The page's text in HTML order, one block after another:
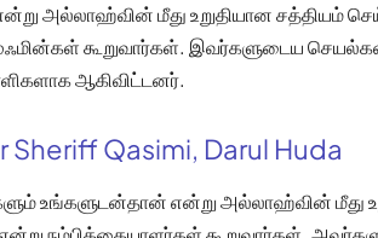
அல்லாஹ்வின் மீது உறுதியான சத்தியம்
கூறுவார்கள். இவர்களுடைய
ஆகிவிட்டனர்.
Sheriff Qasimi, Darul Huda
உங்களுடன்தான் என்று அல்லாஹ்வின் மீது